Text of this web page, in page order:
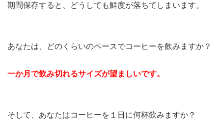
期間保存すると、どうしても鮮度が落ちてしまいます。
あなたは、どのくらいのペースでコーヒーを飲みますか？
一か月で飲み切れるサイズが望ましいです。
そして、あなたはコーヒーを１日に何杯飲みますか？